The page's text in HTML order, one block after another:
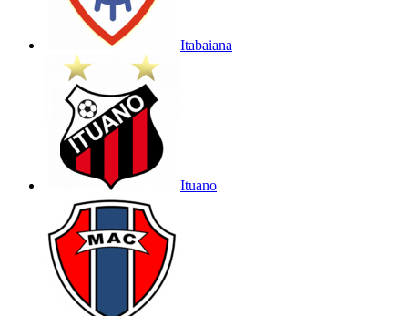
Itabaiana
Ituano